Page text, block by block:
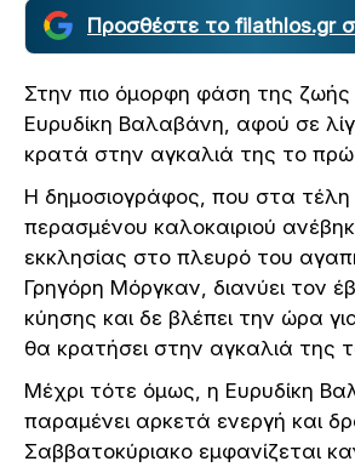
Προσθέστε το filathlos.gr
Στην πιο όμορφη φάση της ζωής
Ευρυδίκη Βαλαβάνη, αφού σε
κρατά στην αγκαλιά της το
Η δημοσιογράφος, που στα τέλη
περασμένου καλοκαιριού
εκκλησίας στο πλευρό του
Γρηγόρη Μόργκαν, διανύει τον
κύησης και δε βλέπει την ώρα
θα κρατήσει στην αγκαλιά της
Μέχρι τότε όμως, η Ευρυδίκη
παραμένει αρκετά ενεργή και
Σαββατοκύριακο εμφανίζεται